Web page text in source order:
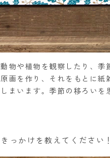
物や植物を観察したり、
画を作り、それをもとに
まいます。季節の移ろい
っかけを教えてください！